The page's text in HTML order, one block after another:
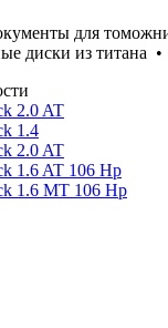
для
диски из
2.0 AT
1.4
2.0 AT
1.6 AT 106 Hp
1.6 MT 106 Hp